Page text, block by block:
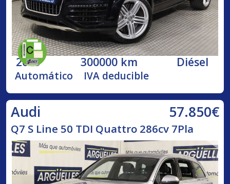
2009 300000 km Diésel
Automático IVA deducible
Audi 57.850€
Q7 S Line 50 TDI Quattro 286cv 7Pla